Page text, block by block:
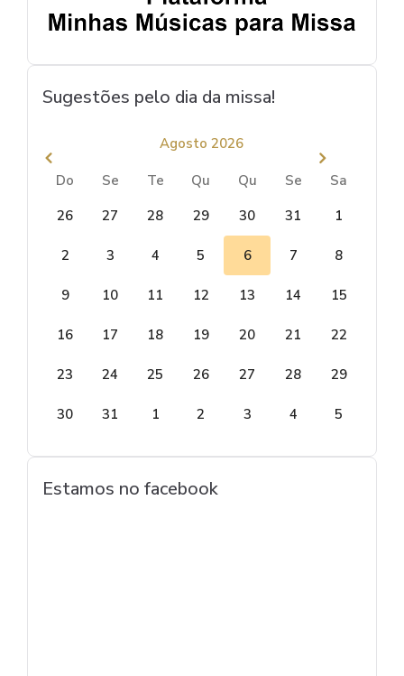
Sugestões pelo dia da missa!
Agosto 2026
Do Se Te Qu Qu Se
Sa
26
27 28 29 30 31 1
2 3 4 5 6 7 8
9 10 11 12 13 14 15
16 17 18 19 20 21 22
23 24 25 26 27 28 29
30 31 1 2 3 4 5
Estamos no facebook